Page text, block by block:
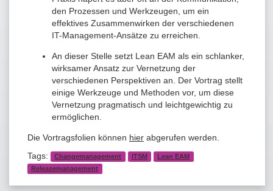
den Prozessen und Werkzeugen, um ein
effektives Zusammenwirken der verschiedenen
IT-Management-Ansätze zu erreichen.
An dieser Stelle setzt Lean EAM als ein schlanker,
wirksamer Ansatz zur Vernetzung der
verschiedenen Perspektiven an. Der Vortrag stellt
einige Werkzeuge und Methoden vor, um diese
Vernetzung pragmatisch und leichtgewichtig zu
ermöglichen.
Die Vortragsfolien können hier abgerufen werden.
Tags:
Changemanagement ITSM
Lean EAM
Releasemanagement